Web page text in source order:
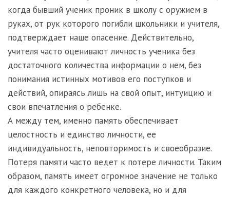
когда бывший ученик проник в школу с оружием в
руках, от рук которого погибли школьники и учителя,
подтверждает наше опасение. Действительно,
учителя часто оценивают личность ученика без
достаточного количества информации о нем, без
понимания истинных мотивов его поступков и
действий, опираясь лишь на свой опыт, интуицию и
свои впечатления о ребенке.
А между тем, именно память обеспечивает
целостность и единство личности, ее
индивидуальность, неповторимость и своеобразие.
Потеря памяти часто ведет к потере личности. Таким
образом, память имеет огромное значение не только
для каждого конкретного человека, но и для